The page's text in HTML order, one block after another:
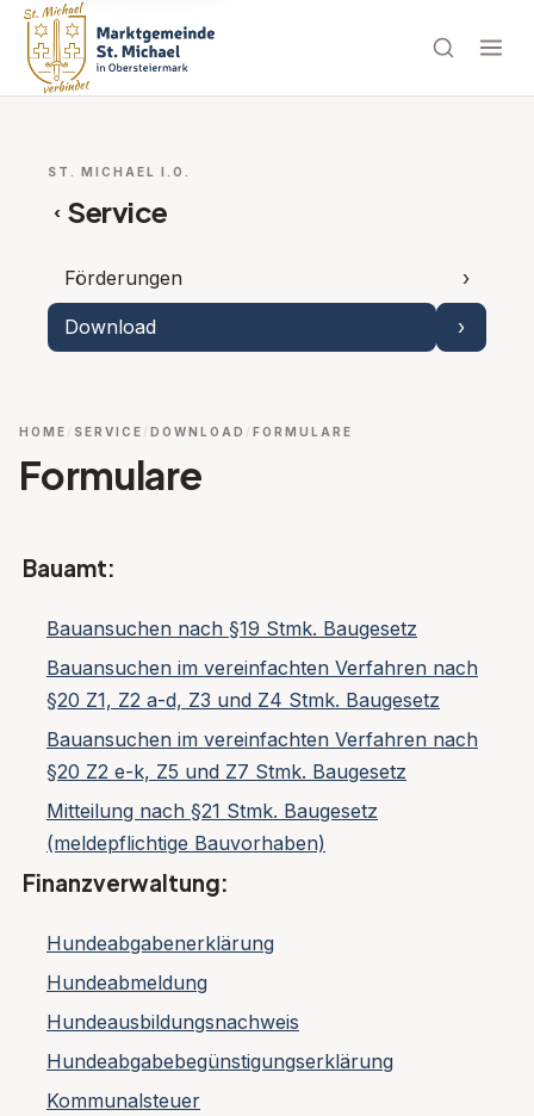
ST. MICHAEL I.O.
‹ Service
Förderungen ›
Download ›
HOME SERVICE DOWNLOAD FORMULARE
Formulare
Bauamt:
Bauansuchen nach §19 Stmk. Baugesetz
Bauansuchen im vereinfachten Verfahren nach
§20 Z1, Z2 a-d, Z3 und Z4 Stmk. Baugesetz
Bauansuchen im vereinfachten Verfahren nach
§20 Z2 e-k, Z5 und Z7 Stmk. Baugesetz
Mitteilung nach §21 Stmk. Baugesetz
(meldepflichtige Bauvorhaben)
Finanzverwaltung:
Hundeabgabenerklärung
Hundeabmeldung
Hundeausbildungsnachweis
Hundeabgabebegünstigungserklärung
Kommunalsteuer